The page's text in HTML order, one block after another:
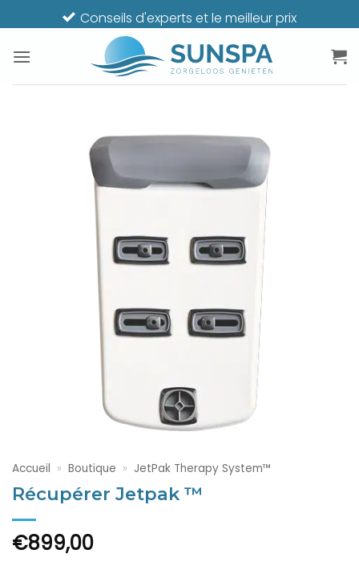
au
contenu
Conseils d'experts et le meilleur prix
Accueil » Boutique » JetPak Therapy System™
Récupérer Jetpak ™
€899,00